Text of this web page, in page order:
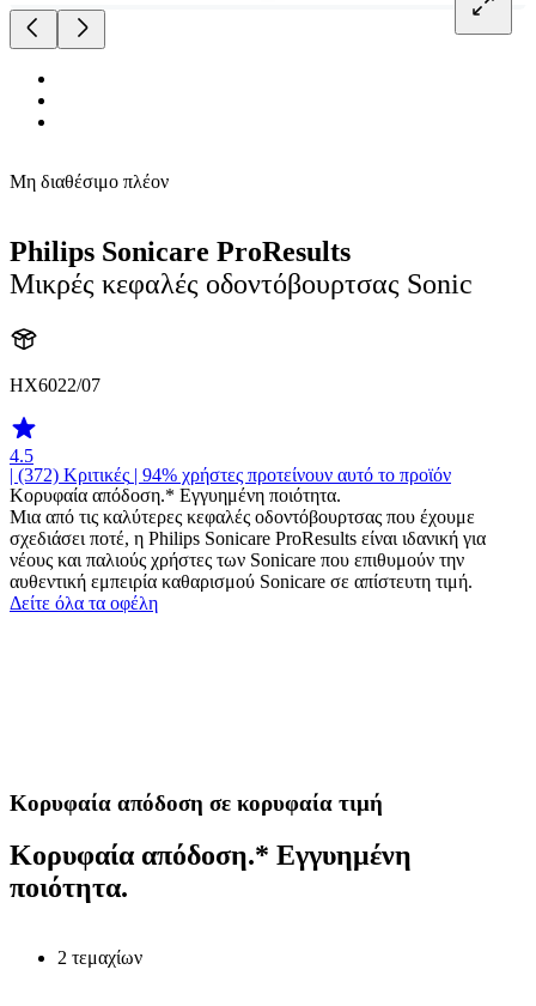
Μη διαθέσιμο πλέον
Philips Sonicare ProResults
Μικρές κεφαλές οδοντόβουρτσας Sonic
HX6022/07
4.5
| (372) Κριτικές | 94% χρήστες προτείνουν αυτό το προϊόν
Κορυφαία απόδοση.* Εγγυημένη ποιότητα.
Μια από τις καλύτερες κεφαλές οδοντόβουρτσας που έχουμε
σχεδιάσει ποτέ, η Philips Sonicare ProResults είναι ιδανική για
νέους και παλιούς χρήστες των Sonicare που επιθυμούν την
αυθεντική εμπειρία καθαρισμού Sonicare σε απίστευτη τιμή.
Δείτε όλα τα οφέλη
Κορυφαία απόδοση σε κορυφαία τιμή
Κορυφαία απόδοση.* Εγγυημένη
ποιότητα.
2 τεμαχίων